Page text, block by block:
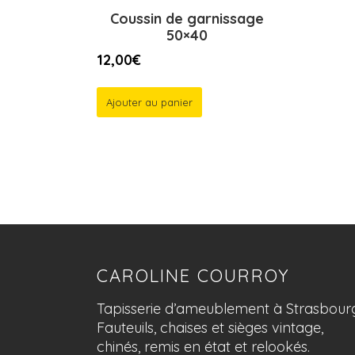
Coussin de garnissage
50×40
12,00€
Ajouter au panier
CAROLINE COURROY
Tapisserie d’ameublement à
Fauteuils, chaises et sièges vintage,
chinés, remis en état et relookés.